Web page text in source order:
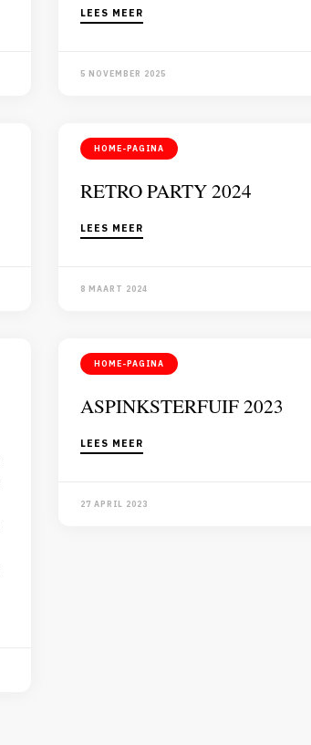
LEES MEER
5 NOVEMBER 2025
HOME-PAGINA
RETRO PARTY 2024
LEES MEER
8 MAART 2024
HOME-PAGINA
ASPINKSTERFUIF 2023
LEES MEER
27 APRIL 2023